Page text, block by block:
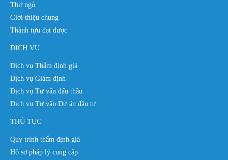
Thư ngỏ
Giới thiệu chung
Thành tựu đạt được
DỊCH VỤ
Dịch vụ Thẩm định giá
Dịch vụ Giám định
Dịch vụ Tư vấn đấu thầu
Dịch vụ Tư vấn Dự án đầu tư
THỦ TỤC
Quy trình thẩm định giá
Hồ sơ pháp lý cung cấp